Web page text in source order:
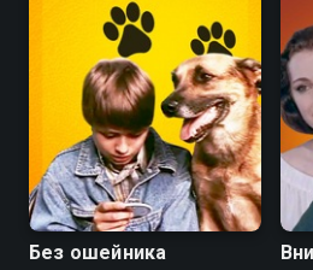
6.7 4.6
Без ошейника